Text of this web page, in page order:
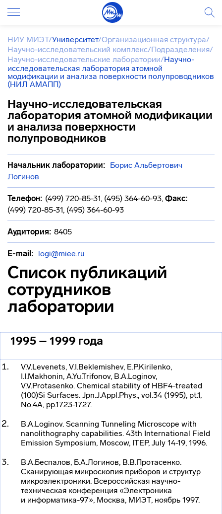
НИУ МИЭТ/Университет/Организационная структура/
Научно-исследовательский комплекс/Подразделения/
Научно-исследовательские лаборатории/Научно-
исследовательская лаборатория атомной
модификации и анализа поверхности полупроводников
(НИЛ АМАПП)
Научно-исследовательская
лаборатория атомной модификации
и анализа поверхности
полупроводников
Начальник лаборатории: Борис Альбертович
Логинов
Телефон: (499) 720-85-31, (495) 364-60-93, Факс:
(499) 720-85-31, (495) 364-60-93
Аудитория: 8405
E-mail: logi@miee.ru
Список публикаций
сотрудников
лаборатории
1995 – 1999 года
V.V.Levenets, V.I.Beklemishev, E.P.Kirilenko,
I.I.Makhonin, A.Yu.Trifonov, B.A.Loginov,
V.V.Protasenko. Chemical stability of HBF4-treated
(100)Si Surfaces. Jpn.J.Appl.Phys., vol.34 (1995), pt.1,
No.4A, pp.1723-1727.
B.A.Loginov. Scanning Tunneling Microscope with
nanolithography capabilities. 43th International Field
Emission Symposium, Moscow, ITEP, July 14-19, 1996.
В.А.Беспалов, Б.А.Логинов, В.В.Протасенко.
Сканирующая микроскопия приборов и структур
микроэлектроники. Всероссийская научно-
техническая конференция «Электроника
и информатика-97», Москва, МИЭТ, ноябрь 1997.